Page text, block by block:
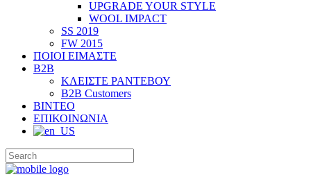
UPGRADE YOUR STYLE
WOOL IMPACT
SS 2019
FW 2015
ΠΟΙΟΙ ΕΙΜΑΣΤΕ
B2B
ΚΛΕΙΣΤΕ ΡΑΝΤΕΒΟΥ
B2B Customers
ΒΙΝΤΕΟ
ΕΠΙΚΟΙΝΩΝΙΑ